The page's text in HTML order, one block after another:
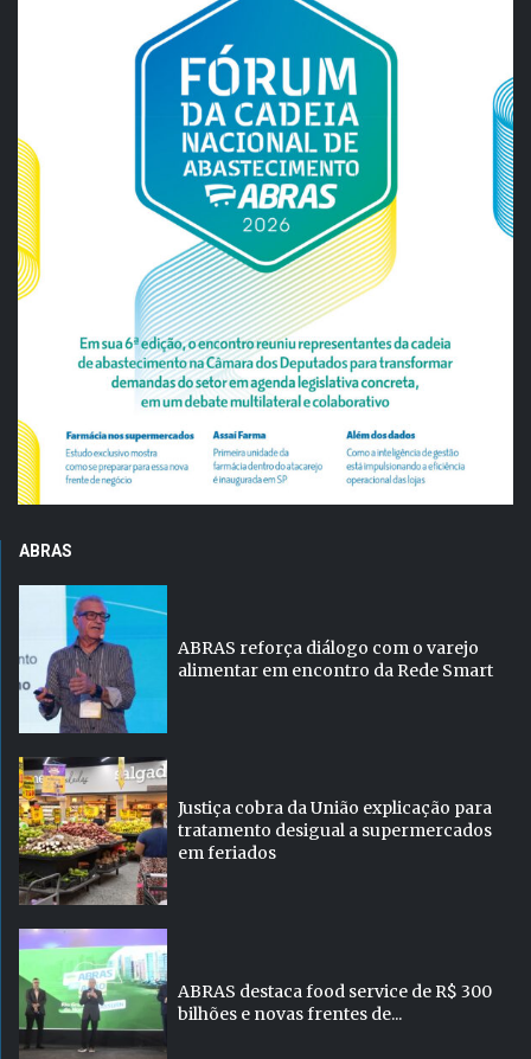
ABRAS
ABRAS reforça diálogo com o varejo
alimentar em encontro da Rede Smart
Justiça cobra da União explicação para
tratamento desigual a supermercados
em feriados
ABRAS destaca food service de R$ 300
bilhões e novas frentes de...